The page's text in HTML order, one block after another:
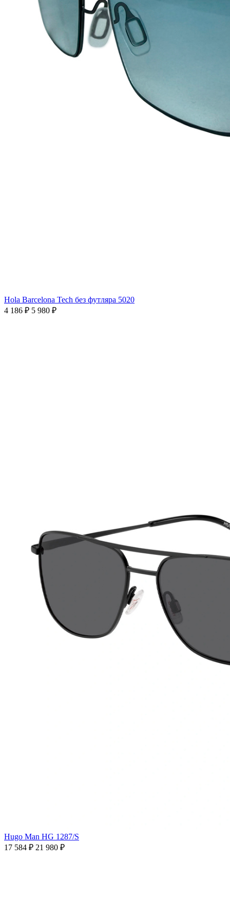
Hola Barcelona Tech без футляра 5020
4 186 ₽ 5 980 ₽
Hugo Man HG 1287/S
17 584 ₽ 21 980 ₽